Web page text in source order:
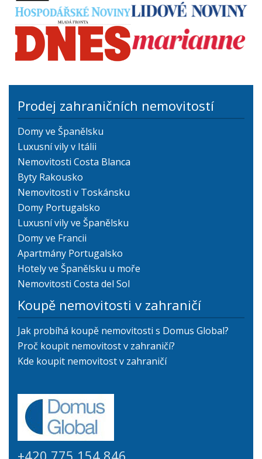
Prodej zahraničních nemovitostí
Domy ve Španělsku
Luxusní vily v Itálii
Nemovitosti Costa Blanca
Byty Rakousko
Nemovitosti v Toskánsku
Domy Portugalsko
Luxusní vily ve Španělsku
Domy ve Francii
Apartmány Portugalsko
Hotely ve Španělsku u moře
Nemovitosti Costa del Sol
Koupě nemovitosti v zahraničí
Jak probíhá koupě nemovitosti s Domus Global?
Proč koupit nemovitost v zahraničí?
Kde koupit nemovitost v zahraničí